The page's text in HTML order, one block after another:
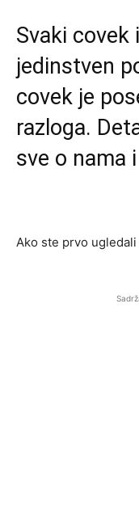
Svaki covek
jedinstven
covek je
razloga.
sve o nama
Ako ste prvo ugledali